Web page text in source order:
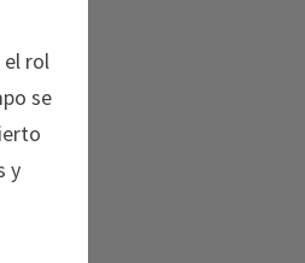
el rol
se
y